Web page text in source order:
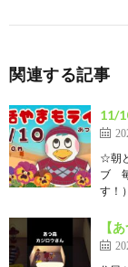
関連する記事
11/
☆朝
ブ
す！
【